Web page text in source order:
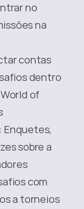
no
na
contas
dentro
of
Enquetes,
sobre a
com
a torneios